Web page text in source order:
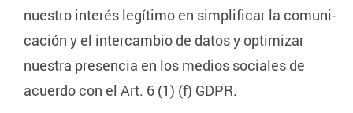
nuestro interés legítimo en simpli­ficar la comuni­
ca­ción y el inter­cambio de datos y optimizar
nuestra presencia en los medios sociales de
acuerdo con el Art. 6 (1) (f) GDPR.